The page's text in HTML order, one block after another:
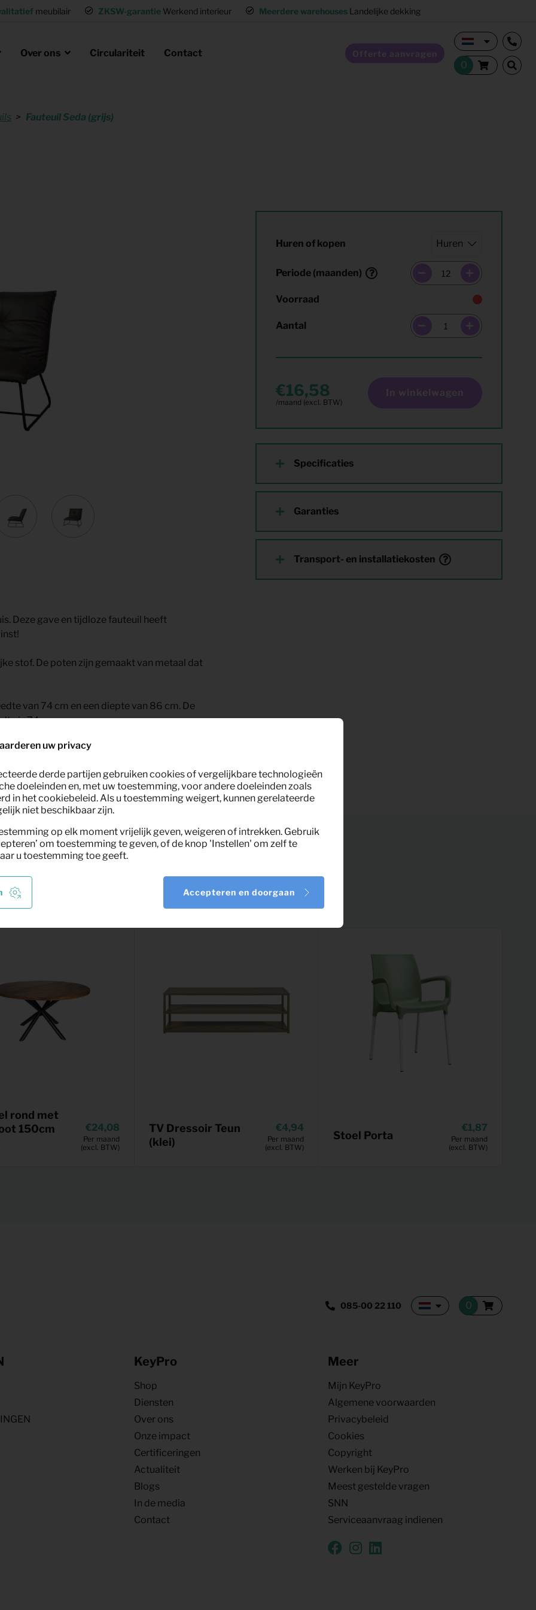
meubilair ZKSW-garantie Werkend interieur Meerdere warehouses Landelijke dekking
Over ons Circulariteit Contact Offerte aanvragen
huren
of wisselwoning
Studentenhuisvesting
Co-living
missie
Fauteuil Seda (grijs)
Huren of kopen
Periode (maanden)
Voorraad
Aantal
16,58 In winkelwagen
Specificaties
Garanties
Transport- en installatiekosten
Deze gave en tijdloze fauteuil heeft
stof. De poten zijn gemaakt van metaal dat
van 74 cm en een diepte van 86 cm. De
is 74 cm.
meubelverhuur.
rond met
150cm
24,08
Per maand
(excl. BTW)
TV Dressoir Teun
(klei)
4,94
Per maand
(excl. BTW)
Stoel Porta
1,87
Per maand
(excl. BTW)
085-00 22 110
KeyPro
Shop
Diensten
Over ons
Onze impact
Certificeringen
Actualiteit
Blogs
In de media
Contact
Meer
Mijn KeyPro
Algemene voorwaarden
Privacybeleid
Cookies
Copyright
Werken bij KeyPro
Meest gestelde vragen
SNN
Serviceaanvraag indienen
uw privacy
derde partijen gebruiken cookies of vergelijkbare technologieën
doeleinden en, met uw toestemming, voor andere doeleinden zoals
in het cookiebeleid. Als u toestemming weigert, kunnen gerelateerde
niet beschikbaar zijn.
op elk moment vrijelijk geven, weigeren of intrekken. Gebruik
om toestemming te geven, of de knop 'Instellen' om zelf te
u toestemming toe geeft.
Accepteren en doorgaan